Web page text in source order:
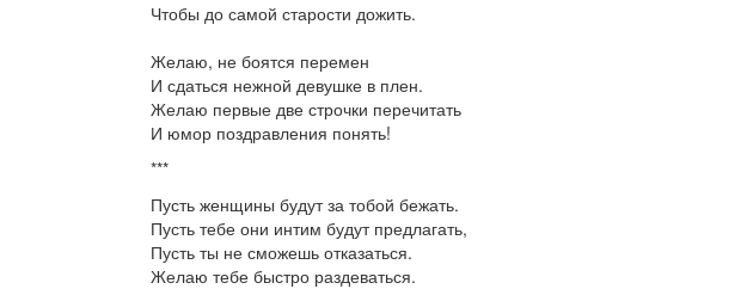
Чтобы до самой старости дожить.
Желаю, не боятся перемен
И сдаться нежной девушке в плен.
Желаю первые две строчки перечитать
И юмор поздравления понять!
***
Пусть женщины будут за тобой бежать.
Пусть тебе они интим будут предлагать,
Пусть ты не сможешь отказаться.
Желаю тебе быстро раздеваться.